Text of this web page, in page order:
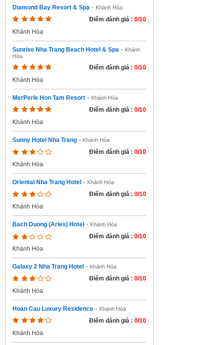
Diamond Bay Resort & Spa - Khánh Hòa
Điểm đánh giá : 0/10
Khánh Hòa
Sunrise Nha Trang Beach Hotel & Spa - Khánh
Hòa
Điểm đánh giá : 0/10
Khánh Hòa
MerPerle Hon Tam Resort - Khánh Hòa
Điểm đánh giá : 0/10
Khánh Hòa
Sunny Hotel Nha Trang - Khánh Hòa
Điểm đánh giá : 0/10
Khánh Hòa
Oriental Nha Trang Hotel - Khánh Hòa
Điểm đánh giá : 0/10
Khánh Hòa
Bach Duong (Aries) Hotel - Khánh Hòa
Điểm đánh giá : 0/10
Khánh Hòa
Galaxy 2 Nha Trang Hotel - Khánh Hòa
Điểm đánh giá : 0/10
Khánh Hòa
Hoan Cau Luxury Residence - Khánh Hòa
Điểm đánh giá : 0/10
Khánh Hòa